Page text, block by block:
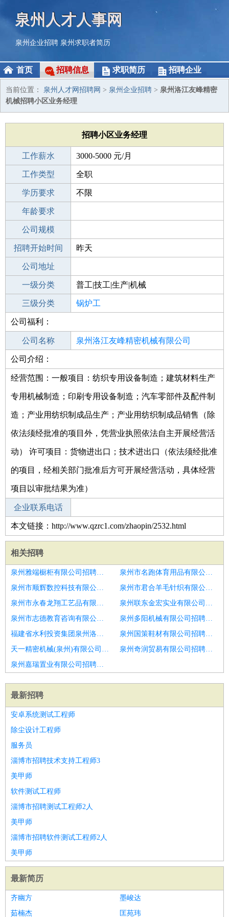
泉州人才人事网
泉州企业招聘 泉州求职者简历
首页 招聘信息 求职简历 招聘企业
当前位置： 泉州人才网招聘网 > 泉州企业招聘 > 泉州洛江友峰精密
机械招聘小区业务经理
招聘小区业务经理
工作薪水 3000-5000 元/月
招聘人数 1人
工作类型 全职
性别要求 -
学历要求 不限
工作经验
年龄要求
工作地点
公司规模
公司电话
招聘开始时间 昨天
招聘结束时间
公司地址
一级分类 普工|技工|生产|机械
二级分类 普工/技工
三级分类 锅炉工
其他行业
公司福利：
公司名称 泉州洛江友峰精密机械有限公司
公司类型
公司介绍：
经营范围：一般项目：纺织专用设备制造；建筑材料生产
专用机械制造；印刷专用设备制造；汽车零部件及配件制
造；产业用纺织制成品生产；产业用纺织制成品销售（除
依法须经批准的项目外，凭营业执照依法自主开展经营活
动） 许可项目：货物进出口；技术进出口（依法须经批准
的项目，经相关部门批准后方可开展经营活动，具体经营
项目以审批结果为准）
企业联系电话
本文链接：http://www.qzrc1.com/zhaopin/2532.html
相关招聘
泉州雅端橱柜有限公司招聘汽机调试工程师
泉州市名跑体育用品有限公司招聘垃圾发电项目热控技术员
泉州市顺辉数控科技有限公司招聘采样工程师
泉州市君合羊毛针织有限公司招聘锅炉专工
泉州市永春龙翔工艺品有限公司招聘电力工程师技术员
泉州联东金宏实业有限公司招聘班长
泉州市志德教育咨询有限公司招聘烟台市招聘销售其他6
泉州多阳机械有限公司招聘全能运行
福建省水利投资集团泉州洛江水务有限责任公司招聘锅炉专工
泉州国策鞋材有限公司招聘工程服务人员
天一精密机械(泉州)有限公司招聘设备经理
泉州奇润贸易有限公司招聘机械检修
泉州嘉瑞置业有限公司招聘损检测工程师广东
最新招聘
安卓系统测试工程师
除尘设计工程师
服务员
淄博市招聘技术支持工程师3
美甲师
软件测试工程师
淄博市招聘测试工程师2人
美甲师
淄博市招聘软件测试工程师2人
美甲师
最新简历
齐幽方
墨峻达
茹楠杰
匡苑玮